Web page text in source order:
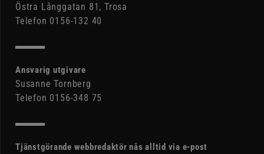
Östra Långgatan 81, Trosa
Telefon 0156-132 40
Ansvarig utgivare
Susanne Tornberg
Telefon 0156-348 75
Tjänstgörande webbredaktör nås alltid via e-post